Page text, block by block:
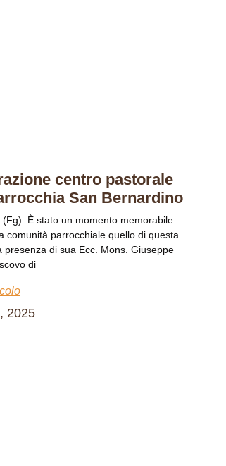
centro pastorale
San Bernardino
(Fg). È stato un momento memorabile
comunità parrocchiale quello di questa
presenza di sua Ecc. Mons. Giuseppe
di
2025